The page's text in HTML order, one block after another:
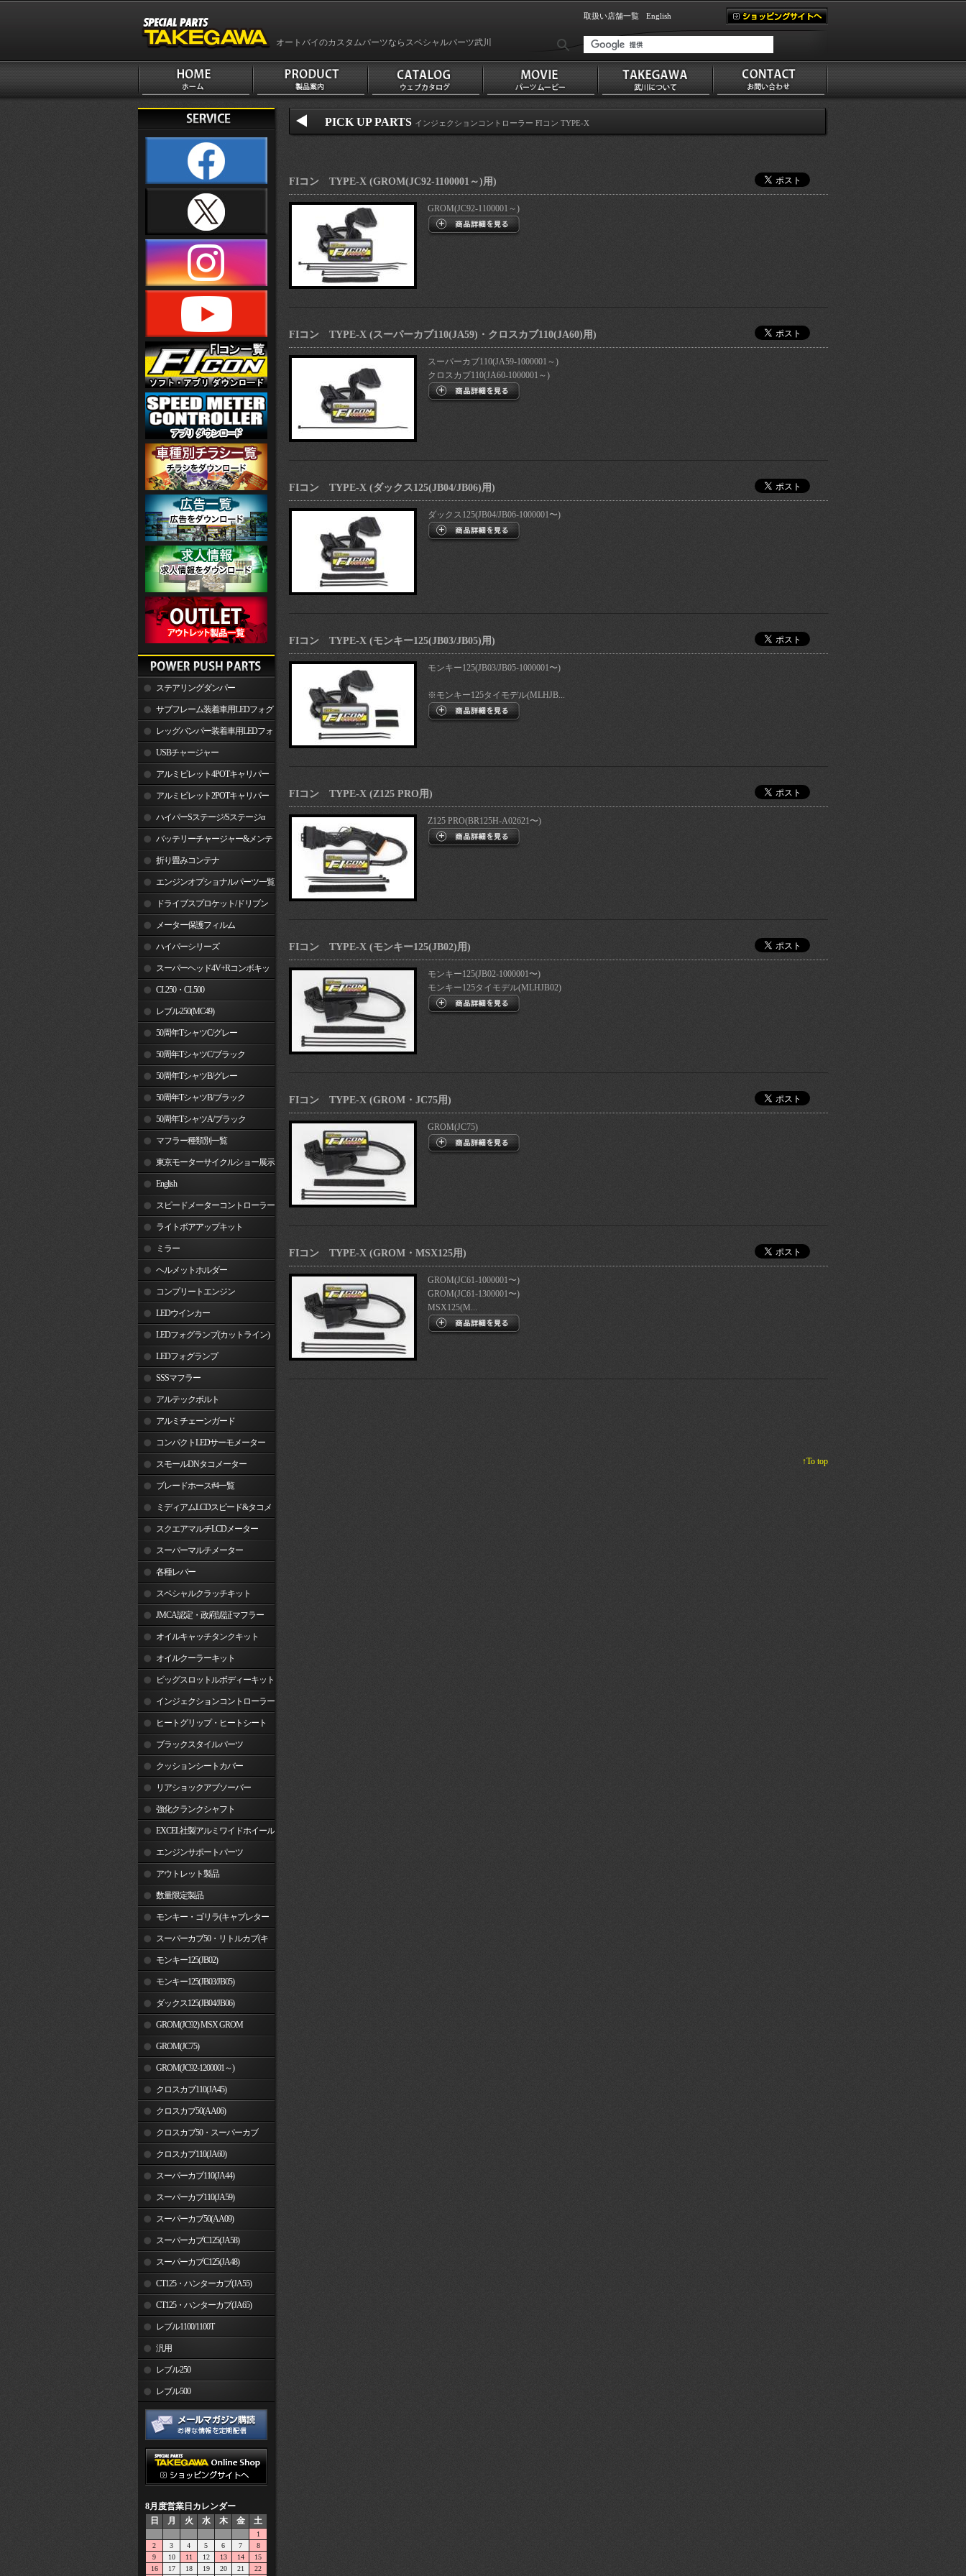
オートバイのカスタムパーツならスペシャルパーツ武川
取扱い店舗一覧 English
ステアリングダンパー
サブフレーム装着車用LEDフォグ
ランプレッグバンパー装着車用LEDフォ
グランプUSBチャージャー
アルミビレット4POTキャリパー
関連製品アルミビレット2POTキャリパー
関連製品ハイパーSステージ/Sステージα
バッテリーチャージャー&メンテ
ナー 折り畳みコンテナ
エンジンオプショナルパーツ一覧
ドライブスプロケット/ドリブン
スプロケット
メーター保護フィルム
ハイパーシリーズ
スーパーヘッド4V+Rコンボキッ
ト CL250・CL500
レブル250(MC49)
50周年TシャツC/グレー
50周年TシャツC/ブラック
50周年TシャツB/グレー
50周年TシャツB/ブラック
50周年TシャツA/ブラック
マフラー種類別一覧
東京モーターサイクルショー展示
車両 English
スピードメーターコントローラー
ライトボアアップキット
ミラー
ヘルメットホルダー
コンプリートエンジン
LEDウインカー
LEDフォグランプ(カットライン)
LEDフォグランプ
SSSマフラー
アルテックボルト
アルミチェーンガード
コンパクトLEDサーモメーター
スモールDNタコメーター
ブレードホース#4一覧
ミディアムLCDスピード&タコメ
ータースクエアマルチLCDメーター
スーパーマルチメーター
各種レバー
スペシャルクラッチキット
JMCA認定・政府認証マフラー
オイルキャッチタンクキット
オイルクーラーキット
ビッグスロットルボディーキット
インジェクションコントローラー
ヒートグリップ・ヒートシート
ブラックスタイルパーツ
クッションシートカバー
リアショックアブソーバー
強化クランクシャフト
EXCEL社製アルミワイドホイール
リム エンジンサポートパーツ
アウトレット製品
数量限定製品
モンキー・ゴリラ(キャブレター
車) スーパーカブ50・リトルカブ(キ
ャブレター車)
モンキー125(JB02)
モンキー125(JB03/JB05)
ダックス125(JB04/JB06)
GROM(JC92) MSX GROM
GROM(JC75)
GROM(JC92-1200001～)
クロスカブ110(JA45)
クロスカブ50(AA06)
クロスカブ50・スーパーカブ
50(AA09)/110(JA44)
クロスカブ110(JA60)
スーパーカブ110(JA44)
スーパーカブ110(JA59)
スーパーカブ50(AA09)
スーパーカブC125(JA58)
スーパーカブC125(JA48)
CT125・ハンターカブ(JA55)
CT125・ハンターカブ(JA65)
レブル1100/1100T
汎用
レブル250
レブル500
8月度営業日カレンダー
日
月 火 水 木 金 土
1
2
3 4 5 6 7
8
9
10 11 12 13 14
15
16
17 18 19 20 21 22
PICK UP PARTS インジェクションコントローラー FIコン TYPE-X
FIコン TYPE-X (GROM(JC92-1100001～)用)
GROM(JC92-1100001～)
FIコン TYPE-X (スーパーカブ110(JA59)・クロスカブ110(JA60)用)
スーパーカブ110(JA59-1000001～)
クロスカブ110(JA60-1000001～)
FIコン TYPE-X (ダックス125(JB04/JB06)用)
ダックス125(JB04/JB06-1000001〜)
FIコン TYPE-X (モンキー125(JB03/JB05)用)
モンキー125(JB03/JB05-1000001〜)
※モンキー125タイモデル(MLHJB...
FIコン TYPE-X (Z125 PRO用)
Z125 PRO(BR125H-A02621〜)
FIコン TYPE-X (モンキー125(JB02)用)
モンキー125(JB02-1000001〜)
モンキー125タイモデル(MLHJB02)
FIコン TYPE-X (GROM・JC75用)
GROM(JC75)
FIコン TYPE-X (GROM・MSX125用)
GROM(JC61-1000001〜)
GROM(JC61-1300001〜)
MSX125(M...
↑To top